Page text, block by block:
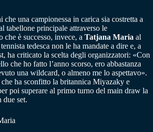
una campionessa in carica sia costretta a
tabellone principale attraverso le
è successo, invece, a Tatjana Maria al
tedesca non le ha mandate a dire e, a
ha criticato la scelta degli organizzatori: «Con
che ho fatto l’anno scorso, ero abbastanza
una wildcard, o almeno me lo aspettavo».
ha sconfitto la britannica Miyazaky e
poi superare al primo turno del main draw la
due set.